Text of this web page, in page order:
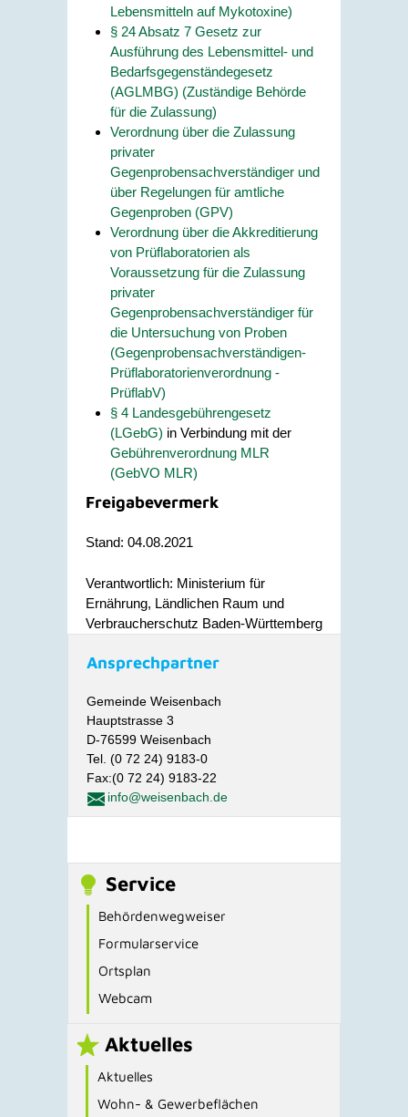
Lebensmitteln auf Mykotoxine)
§ 24 Absatz 7 Gesetz zur
Ausführung des Lebensmittel- und
Bedarfsgegenständegesetz
(AGLMBG) (Zuständige Behörde
für die Zulassung)
Verordnung über die Zulassung
privater
Gegenprobensachverständiger und
über Regelungen für amtliche
Gegenproben (GPV)
Verordnung über die Akkreditierung
von Prüflaboratorien als
Voraussetzung für die Zulassung
privater
Gegenprobensachverständiger für
die Untersuchung von Proben
(Gegenprobensachverständigen-
Prüflaboratorienverordnung -
PrüflabV)
§ 4 Landesgebührengesetz
(LGebG) in Verbindung mit der
Gebührenverordnung MLR
(GebVO MLR)
Freigabevermerk
Stand: 04.08.2021
Verantwortlich: Ministerium für
Ernährung, Ländlichen Raum und
Verbraucherschutz Baden-Württemberg
Ansprechpartner
Gemeinde Weisenbach
Hauptstrasse 3
D-76599 Weisenbach
Tel. (0 72 24) 9183-0
Fax:(0 72 24) 9183-22
info@weisenbach.de
Service
Behördenwegweiser
Formularservice
Ortsplan
Webcam
Aktuelles
Aktuelles
Wohn- & Gewerbeflächen